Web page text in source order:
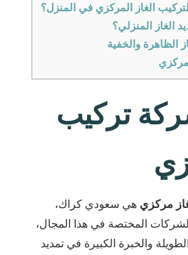
الغاز المركزي في المنزل؟
الغاز المنزلي؟
الظاهرة والخفية
تركيب
مركزي هي سعودي كراك،
المختصة في هذا المجال،
والخبرة الكبيرة في تمديد